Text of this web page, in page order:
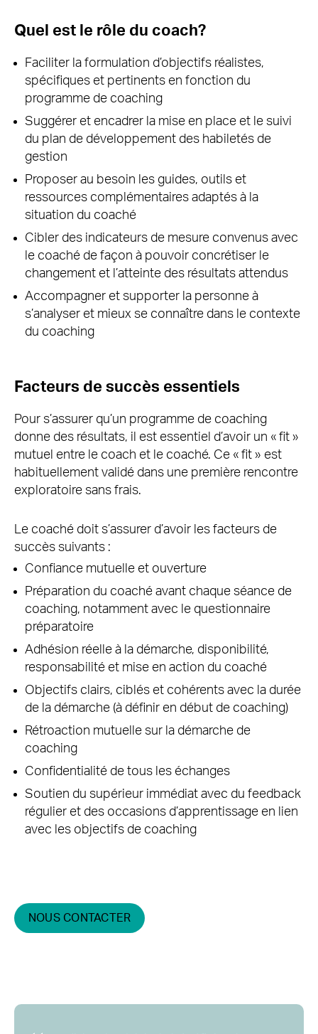
Quel est le rôle du coach?
Faciliter la formulation d’objectifs réalistes,
spécifiques et pertinents en fonction du
programme de coaching
Suggérer et encadrer la mise en place et le suivi
du plan de développement des habiletés de
gestion
Proposer au besoin les guides, outils et
ressources complémentaires adaptés à la
situation du coaché
Cibler des indicateurs de mesure convenus avec
le coaché de façon à pouvoir concrétiser le
changement et l’atteinte des résultats attendus
Accompagner et supporter la personne à
s’analyser et mieux se connaître dans le contexte
du coaching
Facteurs de succès essentiels
Pour s’assurer qu’un programme de coaching
donne des résultats, il est essentiel d’avoir un « fit »
mutuel entre le coach et le coaché. Ce « fit » est
habituellement validé dans une première rencontre
exploratoire sans frais.
Le coaché doit s’assurer d’avoir les facteurs de
succès suivants :
Confiance mutuelle et ouverture
Préparation du coaché avant chaque séance de
coaching, notamment avec le questionnaire
préparatoire
Adhésion réelle à la démarche, disponibilité,
responsabilité et mise en action du coaché
Objectifs clairs, ciblés et cohérents avec la durée
de la démarche (à définir en début de coaching)
Rétroaction mutuelle sur la démarche de
coaching
Confidentialité de tous les échanges
Soutien du supérieur immédiat avec du feedback
régulier et des occasions d’apprentissage en lien
avec les objectifs de coaching
NOUS CONTACTER